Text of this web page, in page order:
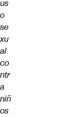
us
o
se
xu
al
co
ntr
a
niñ
os